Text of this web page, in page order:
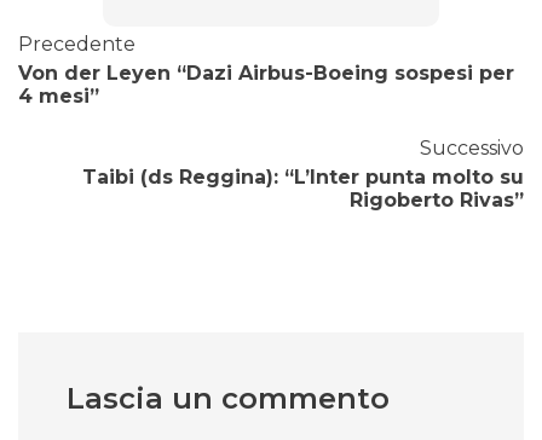
Precedente
Von der Leyen “Dazi Airbus-Boeing sospesi per
4 mesi”
Successivo
Taibi (ds Reggina): “L’Inter punta molto su
Rigoberto Rivas”
Lascia un commento